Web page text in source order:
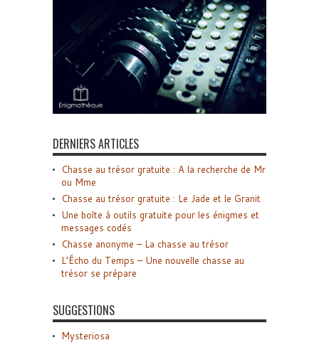
DERNIERS ARTICLES
Chasse au trésor gratuite : A la recherche de Mr
ou Mme
Chasse au trésor gratuite : Le Jade et le Granit
Une boîte à outils gratuite pour les énigmes et
messages codés
Chasse anonyme – La chasse au trésor
L’Écho du Temps – Une nouvelle chasse au
trésor se prépare
SUGGESTIONS
Mysteriosa